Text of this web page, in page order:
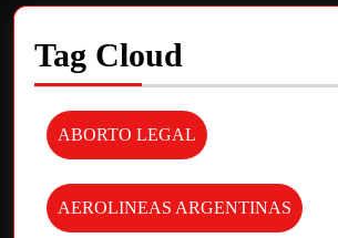
Tag Cloud
ABORTO LEGAL
AEROLINEAS ARGENTINAS